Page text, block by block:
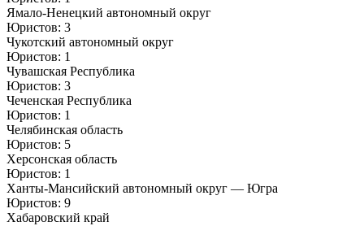
Ямало-Ненецкий автономный округ
Юристов: 3
Чукотский автономный округ
Юристов: 1
Чувашская Республика
Юристов: 3
Чеченская Республика
Юристов: 1
Челябинская область
Юристов: 5
Херсонская область
Юристов: 1
Ханты-Мансийский автономный округ — Югра
Юристов: 9
Хабаровский край